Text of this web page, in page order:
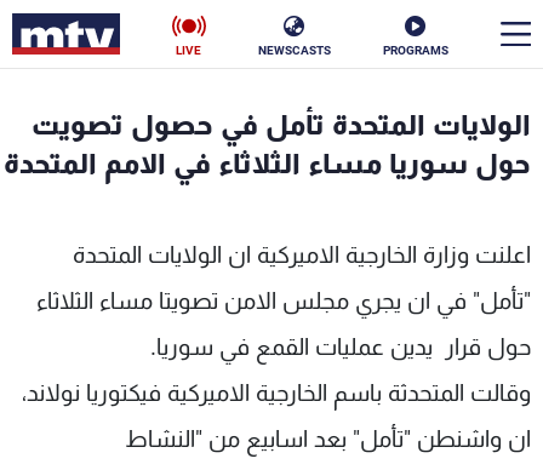
PROGRAMS
NEWSCASTS
LIVE
الولايات المتحدة تأمل في حصول تصويت
حول سوريا مساء الثلاثاء في الامم المتحدة
اعلنت وزارة الخارجية الاميركية ان الولايات المتحدة
"تأمل" في ان يجري مجلس الامن تصويتا مساء الثلاثاء
حول قرار يدين عمليات القمع في سوريا.
وقالت المتحدثة باسم الخارجية الاميركية فيكتوريا نولاند،
ان واشنطن "تأمل" بعد اسابيع من "النشاط
الأخبار
منوعات رياضة
كأس العالم